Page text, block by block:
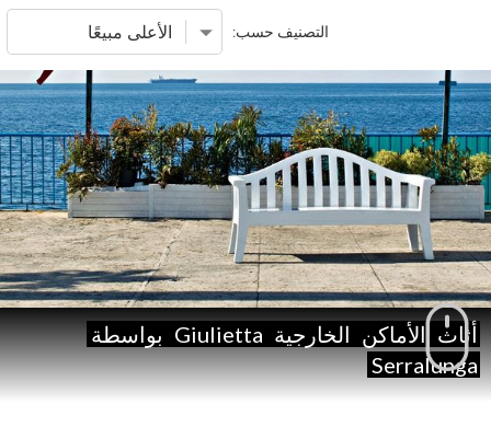
التصنيف حسب:
أثاث الأماكن الخارجية Giulietta بواسطة
Serralunga